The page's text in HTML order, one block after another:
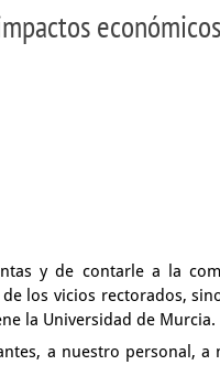
y de contarle a la
los vicios rectorados,
la Universidad de Murcia.
a nuestro personal, a